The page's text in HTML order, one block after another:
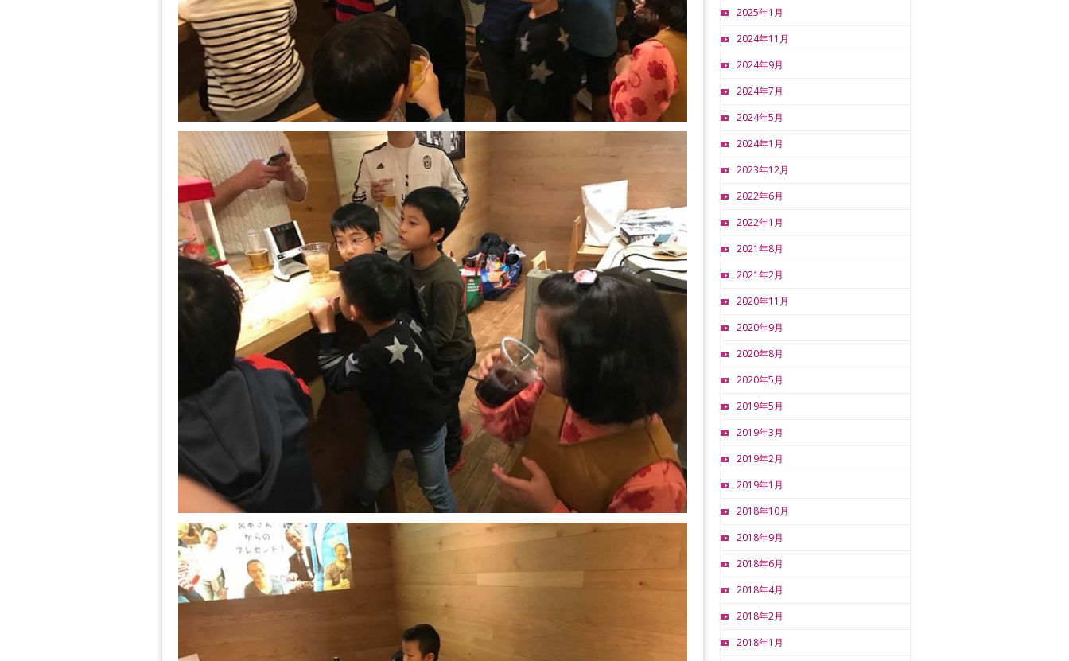
2025年1月
2024年11月
2024年9月
2024年7月
2024年5月
2024年1月
2023年12月
2022年6月
2022年1月
2021年8月
2021年2月
2020年11月
2020年9月
2020年8月
2020年5月
2019年5月
2019年3月
2019年2月
2019年1月
2018年10月
2018年9月
2018年6月
2018年4月
2018年2月
2018年1月